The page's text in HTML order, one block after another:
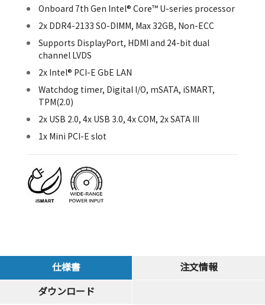
Onboard 7th Gen Intel® Core™ U-series processor
2x DDR4-2133 SO-DIMM, Max 32GB, Non-ECC
Supports DisplayPort, HDMI and 24-bit dual
channel LVDS
2x Intel® PCI-E GbE LAN
Watchdog timer, Digital I/O, mSATA, iSMART,
TPM(2.0)
2x USB 2.0, 4x USB 3.0, 4x COM, 2x SATA III
1x Mini PCI-E slot
仕様書
注文情報
ダウンロード